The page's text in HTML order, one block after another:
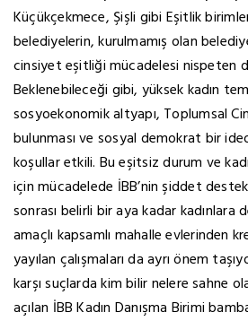
Küçükçekmece, Şişli gibi Eşitlik
belediyelerin, kurulmamış olan
cinsiyet eşitliği mücadelesi nispeten
Beklenebileceği gibi, yüksek kadın
sosyoekonomik altyapı, Toplumsal
bulunması ve sosyal demokrat bir
koşullar etkili. Bu eşitsiz durum ve
için mücadelede İBB’nin şiddet
sonrası belirli bir aya kadar
amaçlı kapsamlı mahalle evlerinden
yayılan çalışmaları da ayrı önem
karşı suçlarda kim bilir nelere sahne
açılan İBB Kadın Danışma Birimi